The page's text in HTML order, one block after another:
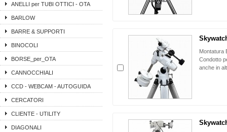
ANELLI per TUBI OTTICI - OTA
BARLOW
BARRE & SUPPORTI
BINOCOLI
BORSE_per_OTA
CANNOCCHIALI
CCD - WEBCAM - AUTOGUIDA
CERCATORI
CLIENTE - UTILITY
DIAGONALI
Montatura
Condotto
anche in